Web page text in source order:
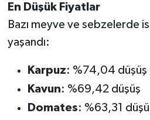
En Düşük Fiyatlar
Bazı meyve ve sebzelerde
yaşandı:
Karpuz: %74,04 düşüş
Kavun: %69,42 düşüş
Domates: %63,31